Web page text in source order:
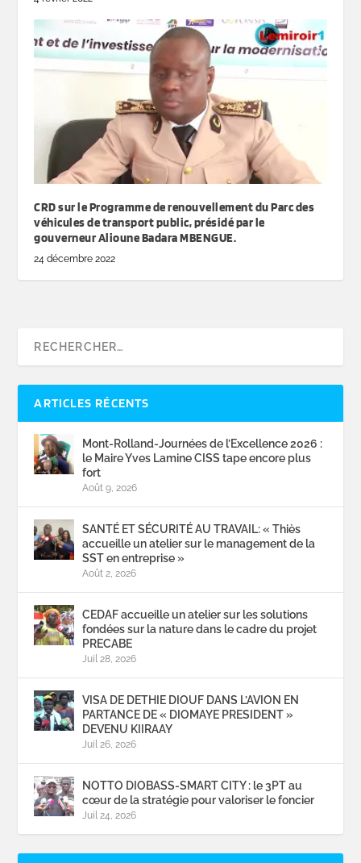
CRD sur le Programme de renouvellement du Parc des
véhicules de transport public, présidé par le
gouverneur Alioune Badara MBENGUE.
24 décembre 2022
ARTICLES RÉCENTS
Mont-Rolland-Journées de l’Excellence 2026 :
le Maire Yves Lamine CISS tape encore plus
fort
Août 9, 2026
SANTÉ ET SÉCURITÉ AU TRAVAIL: « Thiès
accueille un atelier sur le management de la
SST en entreprise »
Août 2, 2026
CEDAF accueille un atelier sur les solutions
fondées sur la nature dans le cadre du projet
PRECABE
Juil 28, 2026
VISA DE DETHIE DIOUF DANS L’AVION EN
PARTANCE DE « DIOMAYE PRESIDENT »
DEVENU KIIRAAY
Juil 26, 2026
NOTTO DIOBASS-SMART CITY : le 3PT au
cœur de la stratégie pour valoriser le foncier
Juil 24, 2026